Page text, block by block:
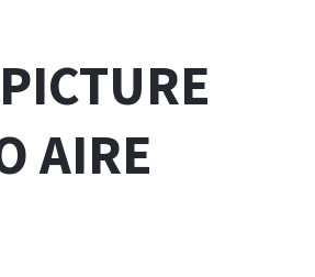
AIRE